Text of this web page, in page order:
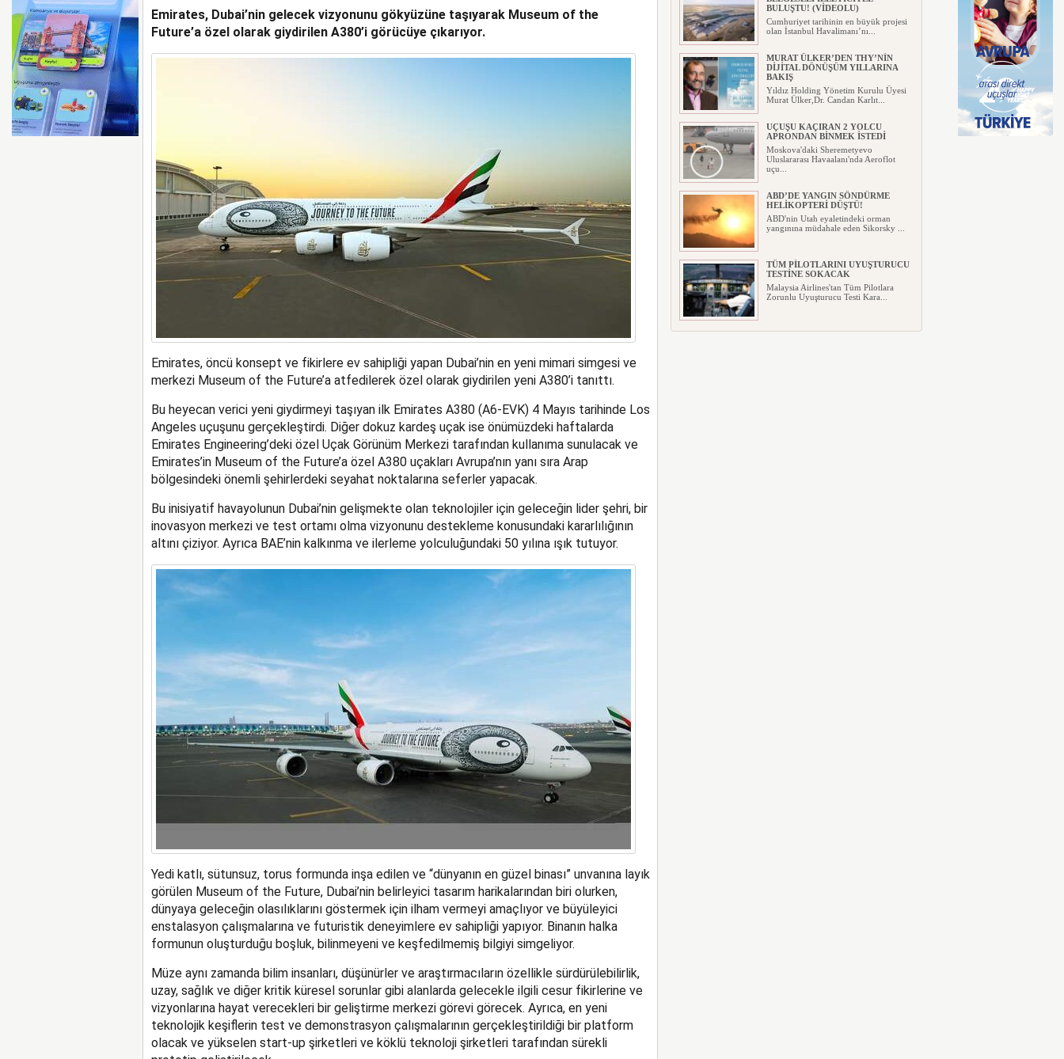
BOEING 737 MAX’LARDA ÇATLAK RİSKİ
Emirates, Dubai’nin gelecek vizyonunu gökyüzüne taşıyarak Museum of the
Future’a özel olarak giydirilen A380’i görücüye çıkarıyor.
Emirates, öncü konsept ve fikirlere ev sahipliği yapan Dubai’nin en yeni mimari simgesi ve
merkezi Museum of the Future’a atfedilerek özel olarak giydirilen yeni A380’i tanıttı.
Bu heyecan verici yeni giydirmeyi taşıyan ilk Emirates A380 (A6-EVK) 4 Mayıs tarihinde Los
Angeles uçuşunu gerçekleştirdi. Diğer dokuz kardeş uçak ise önümüzdeki haftalarda
Emirates Engineering’deki özel Uçak Görünüm Merkezi tarafından kullanıma sunulacak ve
Emirates’in Museum of the Future’a özel A380 uçakları Avrupa’nın yanı sıra Arap
bölgesindeki önemli şehirlerdeki seyahat noktalarına seferler yapacak.
Bu inisiyatif havayolunun Dubai’nin gelişmekte olan teknolojiler için geleceğin lider şehri, bir
inovasyon merkezi ve test ortamı olma vizyonunu destekleme konusundaki kararlılığının
altını çiziyor. Ayrıca BAE’nin kalkınma ve ilerleme yolculuğundaki 50 yılına ışık tutuyor.
Yedi katlı, sütunsuz, torus formunda inşa edilen ve “dünyanın en güzel binası” unvanına layık
görülen Museum of the Future, Dubai’nin belirleyici tasarım harikalarından biri olurken,
dünyaya geleceğin olasılıklarını göstermek için ilham vermeyi amaçlıyor ve büyüleyici
enstalasyon çalışmalarına ve futuristik deneyimlere ev sahipliği yapıyor. Binanın halka
formunun oluşturduğu boşluk, bilinmeyeni ve keşfedilmemiş bilgiyi simgeliyor.
Müze aynı zamanda bilim insanları, düşünürler ve araştırmacıların özellikle sürdürülebilirlik,
uzay, sağlık ve diğer kritik küresel sorunlar gibi alanlarda gelecekle ilgili cesur fikirlerine ve
vizyonlarına hayat verecekleri bir geliştirme merkezi görevi görecek. Ayrıca, en yeni
teknolojik keşiflerin test ve demonstrasyon çalışmalarının gerçekleştirildiği bir platform
olacak ve yükselen start-up şirketleri ve köklü teknoloji şirketleri tarafından sürekli
BULUŞTU! (VİDEOLU)
Cumhuriyet tarihinin en büyük projesi
olan İstanbul Havalimanı’nı...
MURAT ÜLKER’DEN THY’NİN
DİJİTAL DÖNÜŞÜM YILLARINA
BAKIŞ
Yıldız Holding Yönetim Kurulu Üyesi
Murat Ülker,Dr. Candan Karlıt...
UÇUŞU KAÇIRAN 2 YOLCU
APRONDAN BİNMEK İSTEDİ
Moskova'daki Sheremetyevo
Uluslararası Havaalanı'nda Aeroflot
uçu...
ABD’DE YANGIN SÖNDÜRME
HELİKOPTERİ DÜŞTÜ!
ABD'nin Utah eyaletindeki orman
yangınına müdahale eden Sikorsky ...
TÜM PİLOTLARINI UYUŞTURUCU
TESTİNE SOKACAK
Malaysia Airlines'tan Tüm Pilotlara
Zorunlu Uyuşturucu Testi Kara...
UÇAĞIN TAVANINDAN